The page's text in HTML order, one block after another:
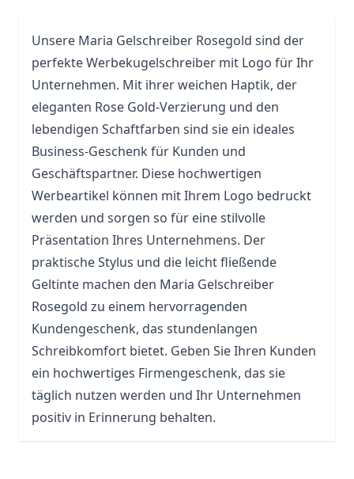
Unsere Maria Gelschreiber Rosegold sind der
perfekteWerbekugelschreiber mit Logo für Ihr
Unternehmen. Mit ihrer weichen Haptik, der
eleganten Rose Gold-Verzierung und den
lebendigen Schaftfarben sind sie ein ideales
Business-Geschenk für Kunden und
Geschäftspartner. Diese hochwertigen
Werbeartikel können mit Ihrem Logo bedruckt
werden und sorgen so für eine stilvolle
Präsentation Ihres Unternehmens. Der
praktischeStylus und die leicht fließende
Geltinte machen den Maria Gelschreiber
Rosegold zu einem hervorragenden
Kundengeschenk, das stundenlangen
Schreibkomfort bietet. Geben Sie Ihren Kunden
ein hochwertiges Firmengeschenk, das sie
täglich nutzen werden und Ihr Unternehmen
positiv in Erinnerung behalten.